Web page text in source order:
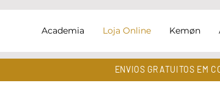
Academia Loja Online Kemøn
ENVIOS GRATUITOS EM